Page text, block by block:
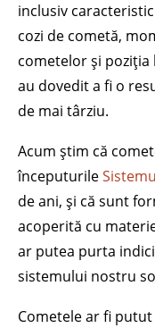
inclusiv
cozi de cometă,
cometelor și poziția
au dovedit a fi o
de mai târziu.
Acum știm că
începuturile
de ani, și că sunt
acoperită cu
ar putea purta
sistemului nostru
Cometele ar fi